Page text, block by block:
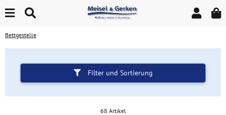
Bettgestelle
Filter und Sortierung
68 Artikel